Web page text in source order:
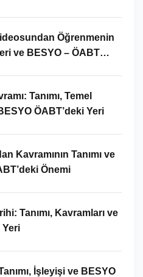
Öğrenmenin
ve BESYO – ÖABT
Tanımı, Temel
ÖABT’deki Yeri
Kavramının Tanımı ve
Önemi
Tanımı, Kavramları ve
Yeri
İşleyişi ve BESYO